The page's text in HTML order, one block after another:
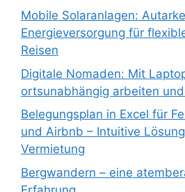
Mobile Solaranlagen: Autarke
Energieversorgung für
Reisen
Digitale Nomaden: Mit
ortsunabhängig arbeiten
Belegungsplan in Excel für
und Airbnb – Intuitive
Vermietung
Bergwandern – eine